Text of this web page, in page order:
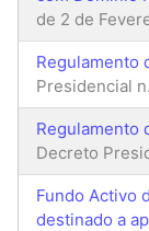
de 2 de
Regulamento
Presidencial
Regulamento
Decreto
Fundo Activo
destinado a